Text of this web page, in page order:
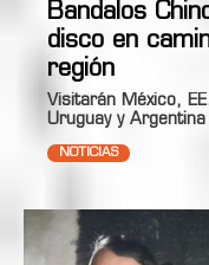
Bandalos
disco en
región
Visitarán México,
Uruguay y Argentina
NOTICIAS